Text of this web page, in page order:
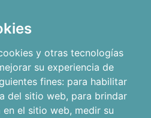
y otras tecnologías
su experiencia de
fines: para habilitar
del sitio web, para brindar
en el sitio web, medir su